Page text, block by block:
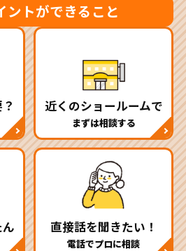
ントができること
近くのショールームで
まずは相談する
直接話を聞きたい！
電話でプロに相談